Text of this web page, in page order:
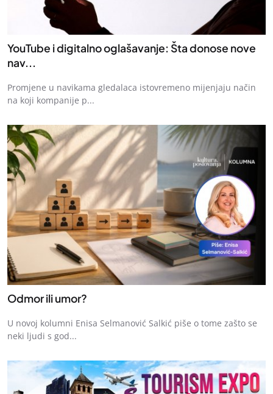
YouTube i digitalno oglašavanje: Šta donose nove
nav...
Promjene u navikama gledalaca istovremeno mijenjaju način
na koji kompanije p...
Odmor ili umor?
U novoj kolumni Enisa Selmanović Salkić piše o tome zašto se
neki ljudi s god...